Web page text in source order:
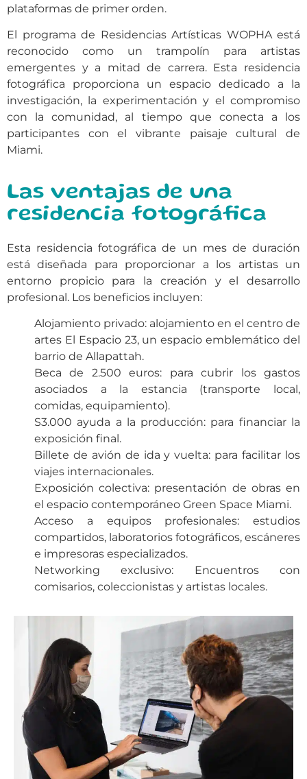
plataformas de primer orden.
El programa de Residencias Artísticas WOPHA está
reconocido como un trampolín para artistas
emergentes y a mitad de carrera. Esta residencia
fotográfica proporciona un espacio dedicado a la
investigación, la experimentación y el compromiso
con la comunidad, al tiempo que conecta a los
participantes con el vibrante paisaje cultural de
Miami.
Las ventajas de una
residencia fotográfica
Esta residencia fotográfica de un mes de duración
está diseñada para proporcionar a los artistas un
entorno propicio para la creación y el desarrollo
profesional. Los beneficios incluyen:
Alojamiento privado: alojamiento en el centro de
artes El Espacio 23, un espacio emblemático del
barrio de Allapattah.
Beca de 2.500 euros: para cubrir los gastos
asociados a la estancia (transporte local,
comidas, equipamiento).
S3.000 ayuda a la producción: para financiar la
exposición final.
Billete de avión de ida y vuelta: para facilitar los
viajes internacionales.
Exposición colectiva: presentación de obras en
el espacio contemporáneo Green Space Miami.
Acceso a equipos profesionales: estudios
compartidos, laboratorios fotográficos, escáneres
e impresoras especializados.
Networking exclusivo: Encuentros con
comisarios, coleccionistas y artistas locales.